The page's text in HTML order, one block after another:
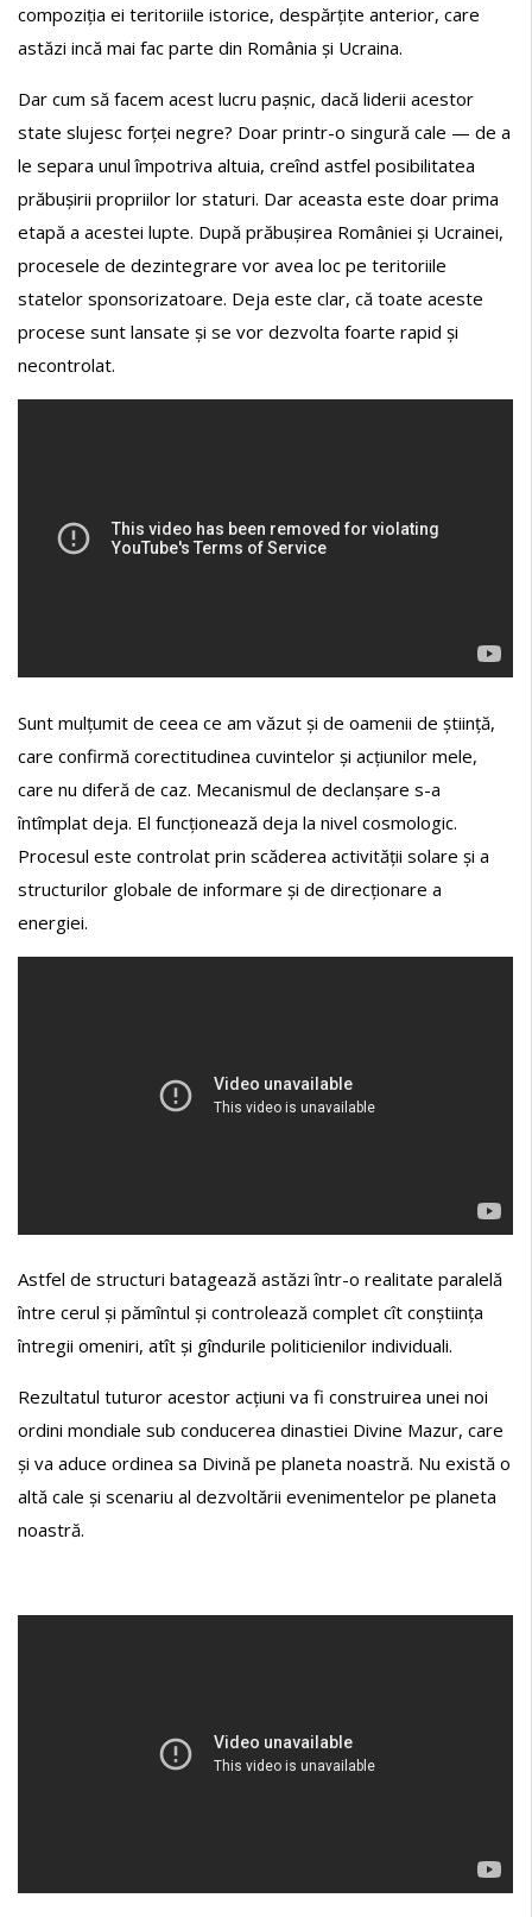
compoziția ei teritoriile istorice, despărțite anterior, care
astăzi incă mai fac parte din România și Ucraina.
Dar cum să facem acest lucru pașnic, dacă liderii acestor
state slujesc forței negre? Doar printr-o singură cale — de a
le separa unul împotriva altuia, creînd astfel posibilitatea
prăbușirii propriilor lor staturi. Dar aceasta este doar prima
etapă a acestei lupte. După prăbușirea României și Ucrainei,
procesele de dezintegrare vor avea loc pe teritoriile
statelor sponsorizatoare. Deja este clar, că toate aceste
procese sunt lansate și se vor dezvolta foarte rapid și
necontrolat.
Sunt mulțumit de ceea ce am văzut și de oamenii de știință,
care confirmă corectitudinea cuvintelor și acțiunilor mele,
care nu diferă de caz. Mecanismul de declanșare s-a
întîmplat deja. El funcționează deja la nivel cosmologic.
Procesul este controlat prin scăderea activității solare și a
structurilor globale de informare și de direcționare a
energiei.
Astfel de structuri batagează astăzi într-o realitate paralelă
între cerul și pămîntul și controlează complet cît conștiința
întregii omeniri, atît și gîndurile politicienilor individuali.
Rezultatul tuturor acestor acțiuni va fi construirea unei noi
ordini mondiale sub conducerea dinastiei Divine Mazur, care
și va aduce ordinea sa Divină pe planeta noastră. Nu există o
altă cale și scenariu al dezvoltării evenimentelor pe planeta
noastră.